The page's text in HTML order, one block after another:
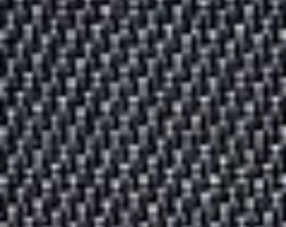
プラス https://www.npo-
homepage.go.jp/npoportal/detail/028002741
https://www.facebook.com/people/Npo法人出石町家プラ
ス/100067761801947/ ◆廃材の一例 ・銅鍋、フライパン
・銅の茶器、テーブルウエア ・銅の調度品 必要なくなっ
金属廃材を、また必要な方へとお届けする再生事業。 ご
談いただけましたら、KAMAHACHIの商品やご希望のア
テムへの循環